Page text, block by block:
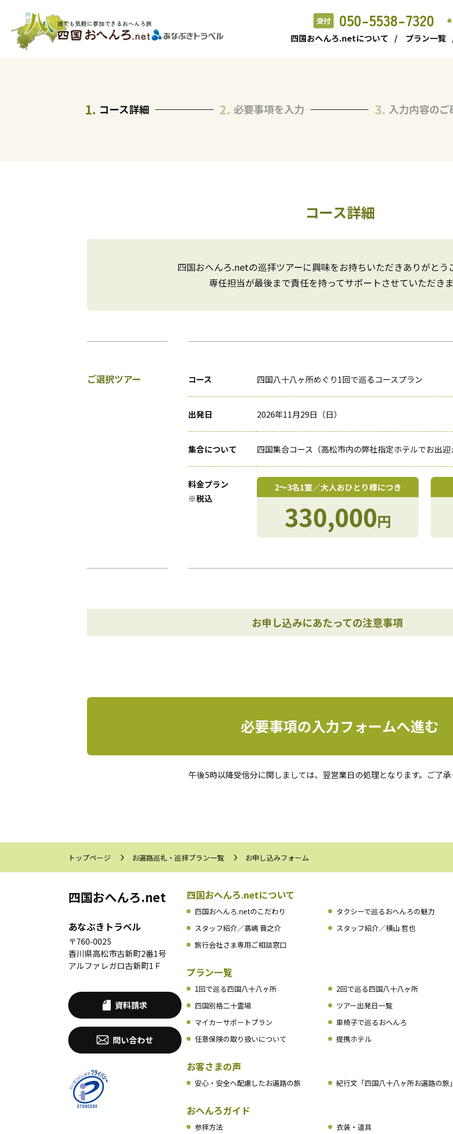
受付 050-5538-7320
四国おへんろ.netについて プラン一覧
コース詳細 必要事項を入力 入力内容のご
コース詳細
四国おへんろ.netの巡拝ツアーに興味をお持ちいただきありがとう
専任担当が最後まで責任を持ってサポートさせていただきま
ご選択ツアー コース 四国八十八ヶ所めぐり1回で巡るコースプラン
出発日 2026年11月29日（日）
集合について 四国集合コース（高松市内の弊社指定ホテルでお出迎
料金プラン
※税込
2〜3名1室／大人おひとり様につき
330,000円
お申し込みにあたっての注意事項
必要事項の入力フォームへ進む
午後5時以降受信分に関しましては、翌営業日の処理となります。ご了承
トップページ お遍路巡礼・巡拝プラン一覧 お申し込みフォーム
四国おへんろ.net
あなぶきトラベル
〒760-0025
香川県高松市古新町2番1号
アルファレガロ古新町1Ｆ
資料請求
問い合わせ
四国おへんろ.netについて
四国おへんろ.netのこだわり タクシーで巡るおへんろの魅力
スタッフ紹介／髙嶋 晋之介
スタッフ紹介／横山 哲也
旅行会社さま専用ご相談窓口
プラン一覧
1回で巡る四国八十八ヶ所 2回で巡る四国八十八ヶ所
四国別格二十霊場
ツアー出発日一覧
マイカーサポートプラン
車椅子で巡るおへんろ
任意保険の取り扱いについて
提携ホテル
お客さまの声
安心・安全へ配慮したお遍路の旅 紀行文「四国八十八ヶ所お遍路の旅」
おへんろガイド
参拝方法 衣装・道具